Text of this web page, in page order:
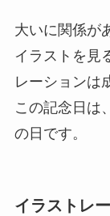
大いに関係が
イラストを見
レーションは
この記念日は
の日です。
イラストレ